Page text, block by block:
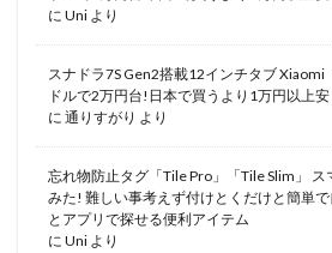
に Uni より
スナドラ7S Gen2搭載12インチタブ Xiaomi
ドルで2万円台!日本で買うより1万円以上
に 通りすがり より
忘れ物防止タグ「Tile Pro」「Tile Slim」
みた! 難しい事考えず付けとくだけと簡単
とアプリで探せる便利アイテム
に Uni より